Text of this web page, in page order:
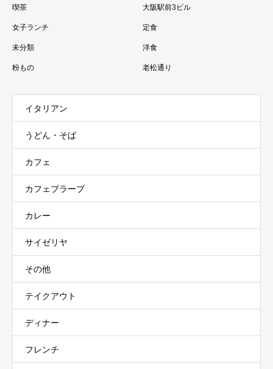
喫茶 大阪駅前3ビル
女子ランチ 定食
未分類 洋食
粉もの 老松通り
イタリアン
うどん・そば
カフェ
カフェブラーブ
カレー
サイゼリヤ
その他
テイクアウト
ディナー
フレンチ